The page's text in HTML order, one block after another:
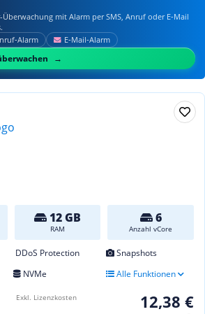
mit Alarm per SMS, Anruf oder E‑Mail
E‑Mail‑Alarm
12 GB
RAM
6
Anzahl vCore
DDoS Protection
Snapshots
NVMe Alle Funktionen
12,38 €
Exkl. Lizenzkosten